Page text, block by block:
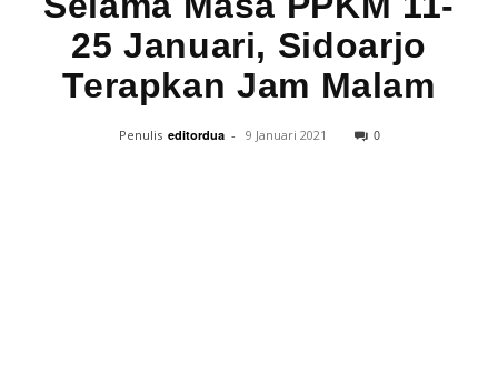
25 Januari, Sidoarjo
Terapkan Jam Malam
Penulis editordua - 9 Januari 2021 0